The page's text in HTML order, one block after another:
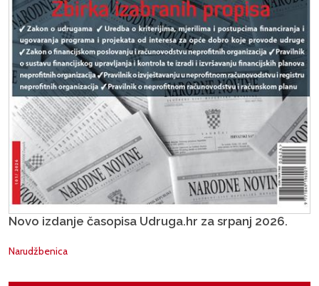
Novo izdanje časopisa Udruga.hr za srpanj 2026.
Narudžbenica